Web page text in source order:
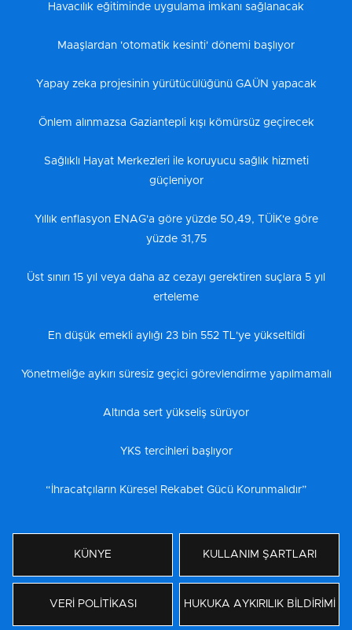
Havacılık eğitiminde uygulama imkanı sağlanacak
Maaşlardan 'otomatik kesinti' dönemi başlıyor
Yapay zeka projesinin yürütücülüğünü GAÜN yapacak
Önlem alınmazsa Gaziantepli kışı kömürsüz geçirecek
Sağlıklı Hayat Merkezleri ile koruyucu sağlık hizmeti
güçleniyor
Yıllık enflasyon ENAG'a göre yüzde 50,49, TÜİK'e göre
yüzde 31,75
Üst sınırı 15 yıl veya daha az cezayı gerektiren suçlara 5 yıl
erteleme
En düşük emekli aylığı 23 bin 552 TL'ye yükseltildi
Yönetmeliğe aykırı süresiz geçici görevlendirme yapılmamalı
Altında sert yükseliş sürüyor
YKS tercihleri başlıyor
“İhracatçıların Küresel Rekabet Gücü Korunmalıdır”
KÜNYE KULLANIM ŞARTLARI
VERİ POLİTİKASI HUKUKA AYKIRILIK BİLDİRİMİ